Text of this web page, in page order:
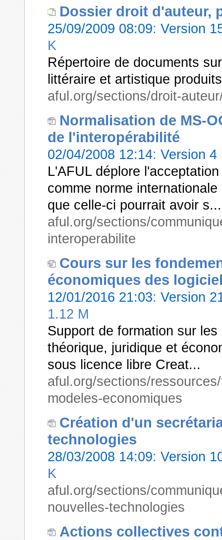
Dossier droit d'auteur,
25/09/2009 08:09: Version
K
Répertoire de documents
littéraire et artistique
aful.org/sections/droit-
Normalisation de MS-
de l'interopérabilité
02/04/2008 12:14: Version
L'AFUL déplore
comme norme
que celle-ci pourrait avoir s...
aful.org/sections/
interoperabilite
Cours sur les
économiques des
12/01/2016 21:03: Version
1.12 M
Support de formation sur
théorique, juridique et
sous licence libre Creat...
aful.org/sections/
modeles-economiques
Création d'un
technologies
28/03/2008 14:09: Version
K
aful.org/sections/
nouvelles-technologies
Actions collectives